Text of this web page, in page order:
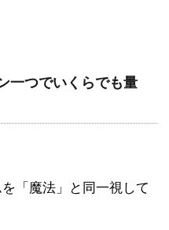
一つでいくらでも量
「魔法」と同一視して